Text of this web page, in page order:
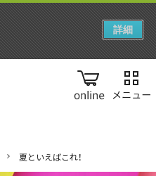
online
夏といえばこれ！
詳細